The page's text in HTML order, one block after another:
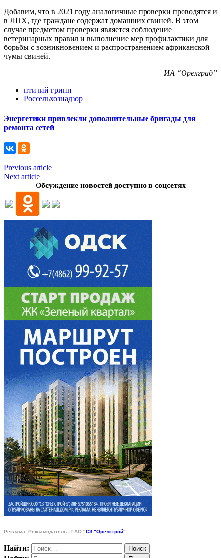
Добавим, что в 2021 году аналогичные проверки проводятся и
в ЛПХ, где граждане содержат домашних свиней. В этом
случае предметом проверки является соблюдение
ветеринарных правил и выполнение мер профилактики для
борьбы с возникновением и распространением африканской
чумы свиней.
ИА “Орелград”
птичий грипп
Россельхознадзор
Энергетики привлекли дополнительные бригады для
ремонта сетей
Previous article
Next article
Обсуждение новостей доступно в соцсетях
Реклама. Рекламодатель - ПАО "СЗ "Орелстрой"
Найти: